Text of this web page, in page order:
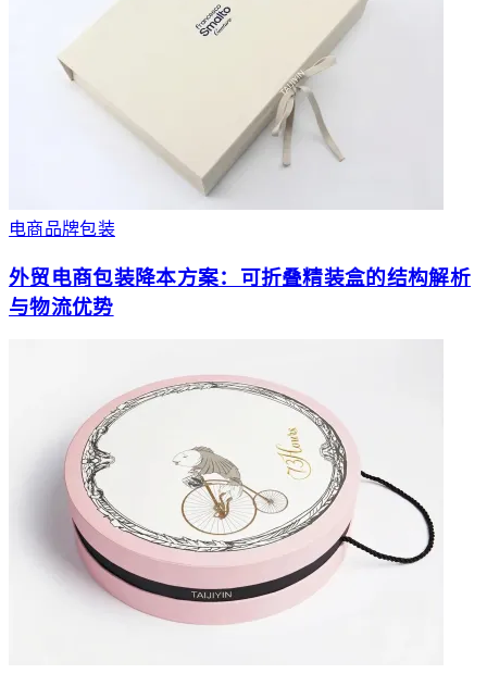
电商品牌包装
外贸电商包装降本方案：可折叠精装盒的结构解析
与物流优势